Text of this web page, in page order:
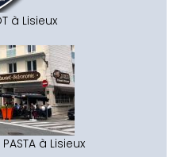
à Lisieux
à Lisieux